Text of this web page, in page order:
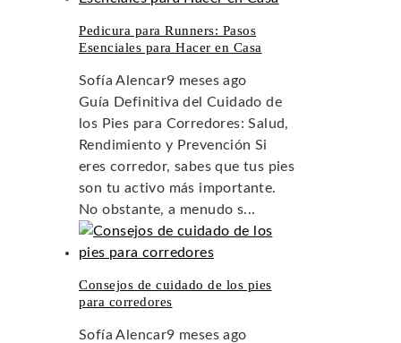
Pedicura para Runners: Pasos
Esenciales para Hacer en Casa
Sofía Alencar9 meses ago
Guía Definitiva del Cuidado de
los Pies para Corredores: Salud,
Rendimiento y Prevención Si
eres corredor, sabes que tus pies
son tu activo más importante.
No obstante, a menudo s...
Consejos de cuidado de los pies
para corredores
Sofía Alencar9 meses ago